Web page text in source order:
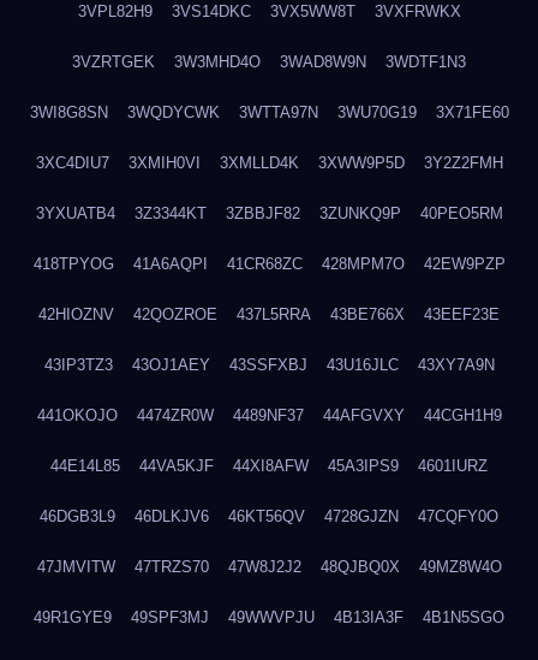
3VPL82H9 3VS14DKC 3VX5WW8T 3VXFRWKX
3VZRTGEK 3W3MHD4O 3WAD8W9N 3WDTF1N3
3WI8G8SN 3WQDYCWK 3WTTA97N 3WU70G19 3X71FE60
3XC4DIU7 3XMIH0VI 3XMLLD4K 3XWW9P5D 3Y2Z2FMH
3YXUATB4 3Z3344KT 3ZBBJF82 3ZUNKQ9P 40PEO5RM
418TPYOG 41A6AQPI 41CR68ZC 428MPM7O 42EW9PZP
42HIOZNV 42QOZROE 437L5RRA 43BE766X 43EEF23E
43IP3TZ3 43OJ1AEY 43SSFXBJ 43U16JLC 43XY7A9N
441OKOJO 4474ZR0W 4489NF37 44AFGVXY 44CGH1H9
44E14L85 44VA5KJF 44XI8AFW 45A3IPS9 4601IURZ
46DGB3L9 46DLKJV6 46KT56QV 4728GJZN 47CQFY0O
47JMVITW 47TRZS70 47W8J2J2 48QJBQ0X 49MZ8W4O
49R1GYE9 49SPF3MJ 49WWVPJU 4B13IA3F 4B1N5SGO